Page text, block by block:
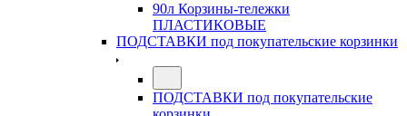
90л Корзины-тележки
ПЛАСТИКОВЫЕ
ПОДСТАВКИ под покупательские корзинки
ПОДСТАВКИ под покупательские